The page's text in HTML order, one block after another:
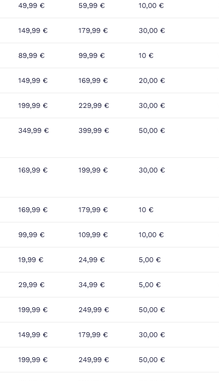
49,99 € 59,99 € 10,00 €
149,99 € 179,99 € 30,00 €
89,99 € 99,99 € 10 €
149,99 € 169,99 € 20,00 €
199,99 € 229,99 € 30,00 €
349,99 € 399,99 € 50,00 €
169,99 € 199,99 € 30,00 €
169,99 € 179,99 € 10 €
99,99 € 109,99 € 10,00 €
19,99 € 24,99 € 5,00 €
29,99 € 34,99 € 5,00 €
199,99 € 249,99 € 50,00 €
149,99 € 179,99 € 30,00 €
199,99 € 249,99 € 50,00 €